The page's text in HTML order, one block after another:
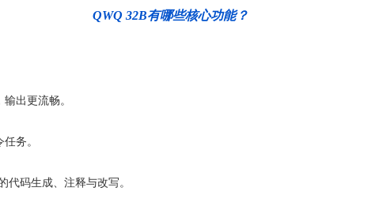
QWQ 32B有哪些核心功能？
出更流畅。
务。
代码生成、注释与改写。